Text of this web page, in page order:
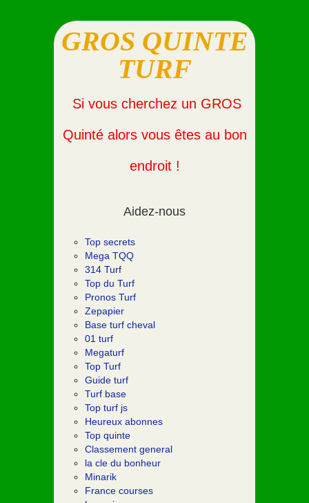
GROS QUINTE
TURF
Si vous cherchez un GROS
Quinté alors vous êtes au bon
endroit !
Aidez-nous
Top secrets
Mega TQQ
314 Turf
Top du Turf
Pronos Turf
Zepapier
Base turf cheval
01 turf
Megaturf
Top Turf
Guide turf
Turf base
Top turf js
Heureux abonnes
Top quinte
Classement general
la cle du bonheur
Minarik
France courses